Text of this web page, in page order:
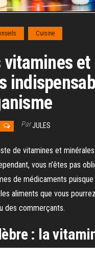
Cuisine
vitamines et
ParJULES
de vitamines et
vous n’êtes pas
de médicaments puisque
aliments que vous
des commerçants.
: la